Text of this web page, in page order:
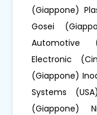
(Giappone)
Gosei
Automotive
Electronic
(Giappone)
Systems
(Giappone)